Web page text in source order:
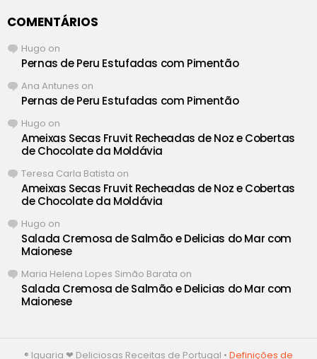
COMENTÁRIOS
Hugo on
Pernas de Peru Estufadas com Pimentão
Ana Antunes on
Pernas de Peru Estufadas com Pimentão
Hugo on
Ameixas Secas Fruvit Recheadas de Noz e Cobertas
de Chocolate da Moldávia
Teresa Carla Batista on
Ameixas Secas Fruvit Recheadas de Noz e Cobertas
de Chocolate da Moldávia
Hugo on
Salada Cremosa de Salmão e Delicias do Mar com
Maionese
Maria Helena Lopes Simão Barata on
Salada Cremosa de Salmão e Delicias do Mar com
Maionese
® Iguaria ❤ Deliciosas Receitas de Portugal • Definições de